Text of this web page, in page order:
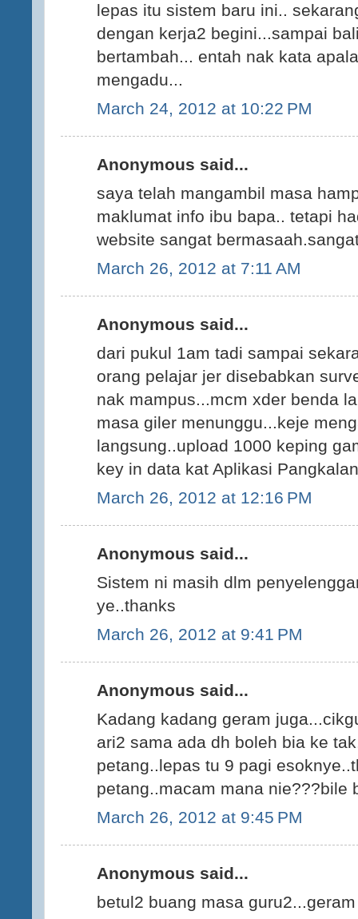
lepas itu sistem baru ini..
dengan kerja2 begini...sampai
bertambah... entah nak kata
mengadu...
March 24, 2012 at 10:22 PM
Anonymous said...
saya telah mangambil masa
maklumat info ibu bapa.. tetapi
website sangat
March 26, 2012 at 7:11 AM
Anonymous said...
dari pukul 1am tadi sampai
orang pelajar jer disebabkan
nak mampus...mcm xder benda
masa giler menunggu...keje
langsung..upload 1000 keping
key in data kat Aplikasi
March 26, 2012 at 12:16 PM
Anonymous said...
Sistem ni masih dlm
ye..thanks
March 26, 2012 at 9:41 PM
Anonymous said...
Kadang kadang geram
ari2 sama ada dh boleh bia ke
petang..lepas tu 9 pagi
petang..macam mana nie???bile
March 26, 2012 at 9:45 PM
Anonymous said...
betul2 buang masa